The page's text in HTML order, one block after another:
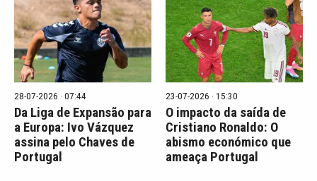
28-07-2026 · 07:44
Da Liga de Expansão para
a Europa: Ivo Vázquez
assina pelo Chaves de
Portugal
23-07-2026 · 15:30
O impacto da saída de
Cristiano Ronaldo: O
abismo económico que
ameaça Portugal